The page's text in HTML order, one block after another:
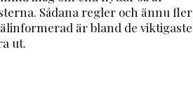
Sådana regler och ännu fler
är bland de viktigaste
ut.